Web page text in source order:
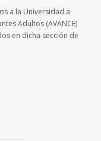
a la Universidad a
Adultos (AVANCE)
en dicha sección de